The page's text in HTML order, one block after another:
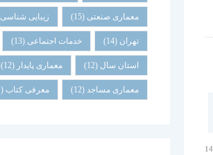
معماری صنعتی (15) زیبایی شناسی
تهران (14) خدمات اجتماعی (13)
استان سال (12) معماری پایدار (12)
معماری مساجد(12) معرفی کتاب (11)